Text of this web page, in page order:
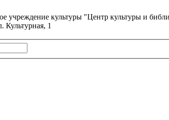
учреждение культуры "Центр культуры и
Культурная, 1